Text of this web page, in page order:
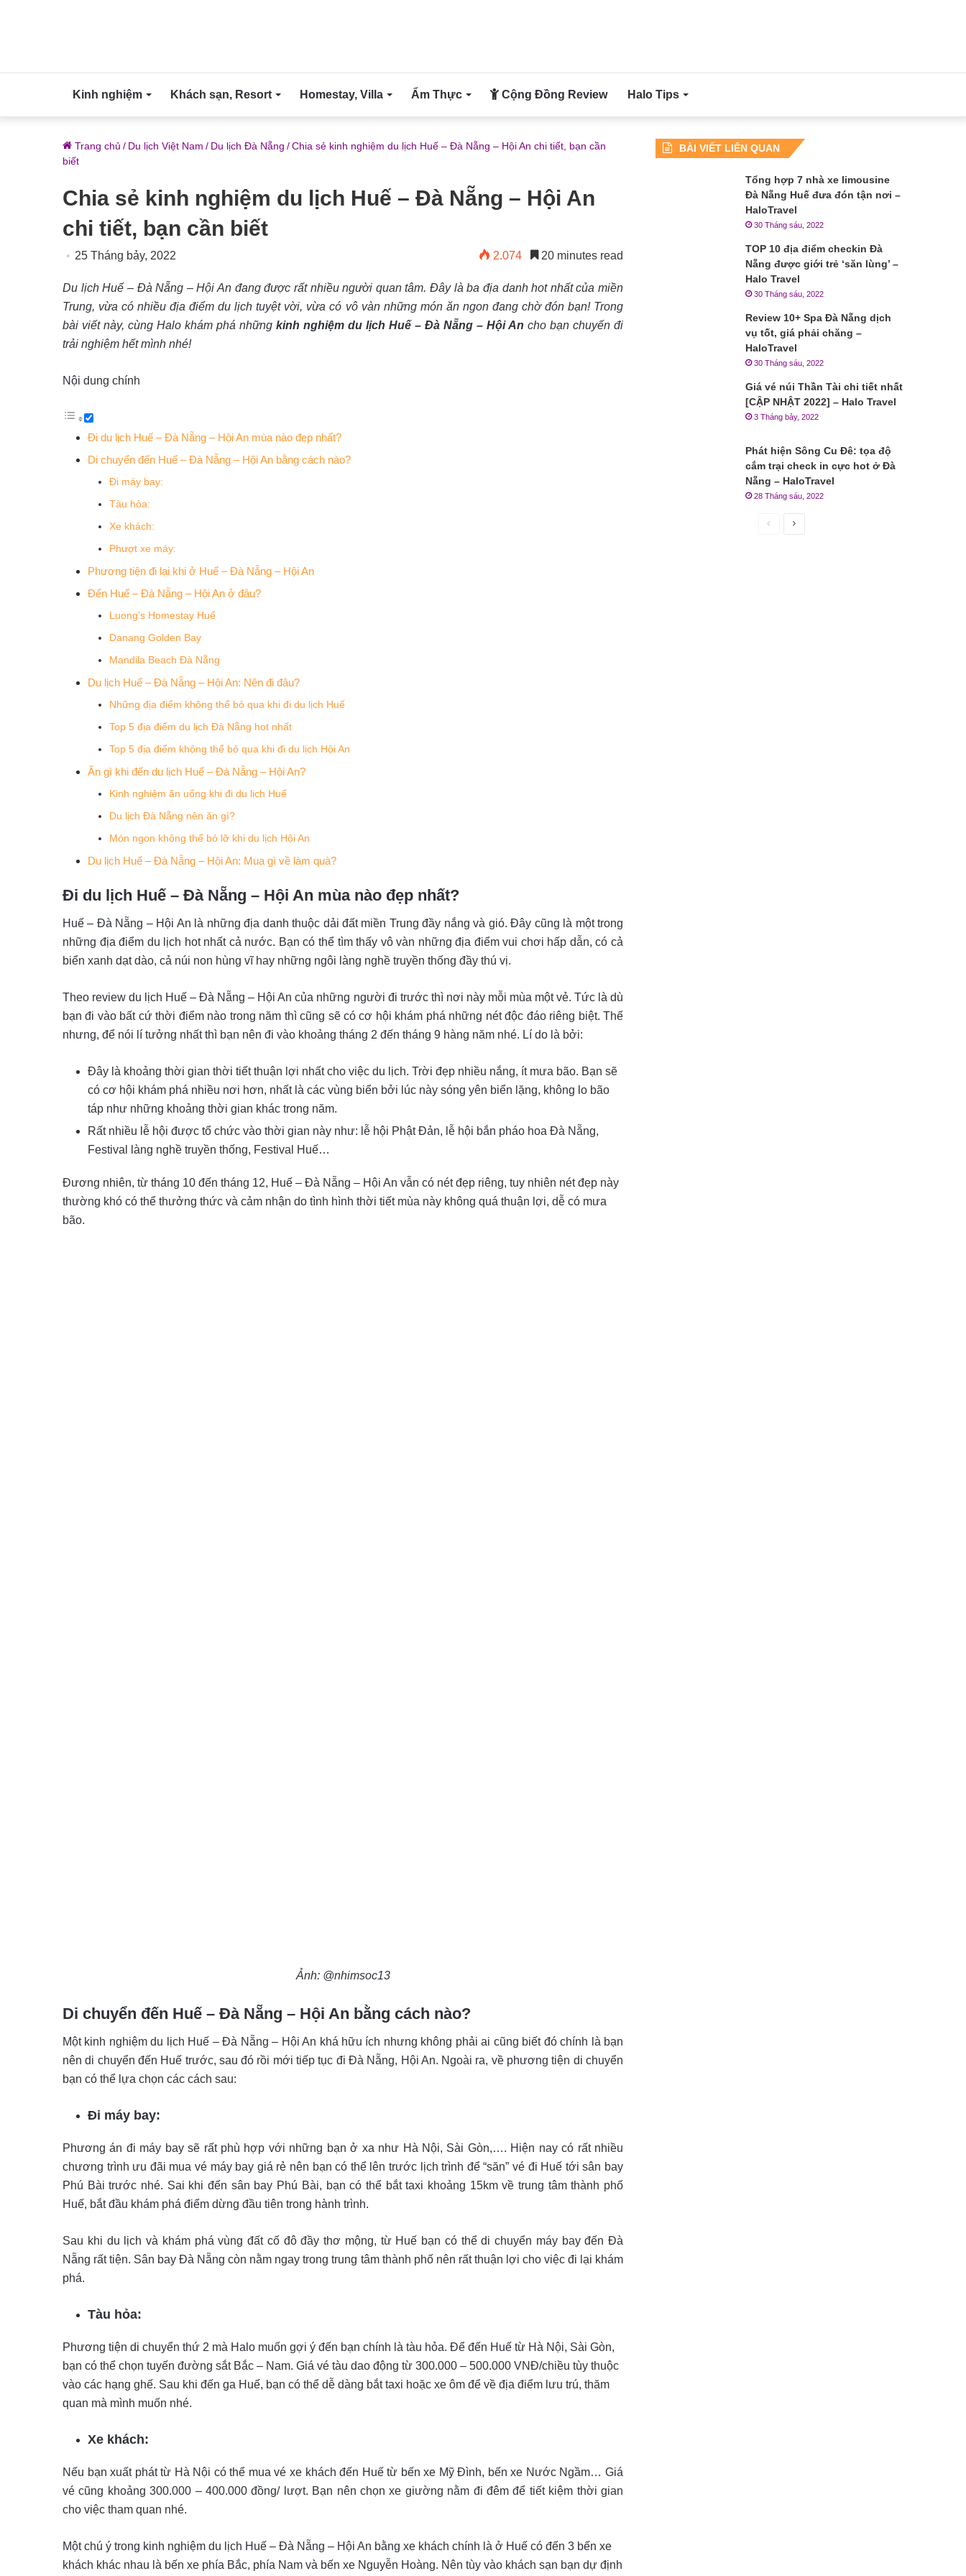
Kinh nghiệm Khách sạn, Resort Homestay, Villa Ẩm Thực Cộng Đồng Review Halo Tips
Trang chủ / Du lịch Việt Nam / Du lịch Đà Nẵng /Chia sẻ kinh nghiệm du lịch Huế – Đà Nẵng – Hội An chi tiết, bạn cần
biết
Chia sẻ kinh nghiệm du lịch Huế – Đà Nẵng – Hội An
chi tiết, bạn cần biết
25 Tháng bảy, 2022 2.074 20 minutes read
Du lịch Huế – Đà Nẵng – Hội An đang được rất nhiều người quan tâm. Đây là ba địa danh hot nhất của miền
Trung, vừa có nhiều địa điểm du lịch tuyệt vời, vừa có vô vàn những món ăn ngon đang chờ đón bạn! Trong
bài viết này, cùng Halo khám phá những kinh nghiệm du lịch Huế – Đà Nẵng – Hội An cho bạn chuyến đi
trải nghiệm hết mình nhé!
Nội dung chính
Đi du lịch Huế – Đà Nẵng – Hội An mùa nào đẹp nhất?
Di chuyển đến Huế – Đà Nẵng – Hội An bằng cách nào?
Đi máy bay:
Tàu hỏa:
Xe khách:
Phượt xe máy:
Phương tiện đi lại khi ở Huế – Đà Nẵng – Hội An
Đến Huế – Đà Nẵng – Hội An ở đâu?
Luong’s Homestay Huế
Danang Golden Bay
Mandila Beach Đà Nẵng
Du lịch Huế – Đà Nẵng – Hội An: Nên đi đâu?
Những địa điểm không thể bỏ qua khi đi du lịch Huế
Top 5 địa điểm du lịch Đà Nẵng hot nhất
Top 5 địa điểm không thể bỏ qua khi đi du lịch Hội An
Ăn gì khi đến du lịch Huế – Đà Nẵng – Hội An?
Kinh nghiệm ăn uống khi đi du lịch Huế
Du lịch Đà Nẵng nên ăn gì?
Món ngon không thể bỏ lỡ khi du lịch Hội An
Du lịch Huế – Đà Nẵng – Hội An: Mua gì về làm quà?
Đi du lịch Huế – Đà Nẵng – Hội An mùa nào đẹp nhất?
Huế – Đà Nẵng – Hội An là những địa danh thuộc dải đất miền Trung đầy nắng và gió. Đây cũng là một trong
những địa điểm du lịch hot nhất cả nước. Bạn có thể tìm thấy vô vàn những địa điểm vui chơi hấp dẫn, có cả
biển xanh dạt dào, cả núi non hùng vĩ hay những ngôi làng nghề truyền thống đầy thú vị.
Theo review du lịch Huế – Đà Nẵng – Hội An của những người đi trước thì nơi này mỗi mùa một vẻ. Tức là dù
bạn đi vào bất cứ thời điểm nào trong năm thì cũng sẽ có cơ hội khám phá những nét độc đáo riêng biệt. Thế
nhưng, để nói lí tưởng nhất thì bạn nên đi vào khoảng tháng 2 đến tháng 9 hàng năm nhé. Lí do là bởi:
Đây là khoảng thời gian thời tiết thuận lợi nhất cho việc du lịch. Trời đẹp nhiều nắng, ít mưa bão. Bạn sẽ
có cơ hội khám phá nhiều nơi hơn, nhất là các vùng biển bởi lúc này sóng yên biển lặng, không lo bão
táp như những khoảng thời gian khác trong năm.
Rất nhiều lễ hội được tổ chức vào thời gian này như: lễ hội Phật Đản, lễ hội bắn pháo hoa Đà Nẵng,
Festival làng nghề truyền thống, Festival Huế…
Đương nhiên, từ tháng 10 đến tháng 12, Huế – Đà Nẵng – Hội An vẫn có nét đẹp riêng, tuy nhiên nét đẹp này
thường khó có thể thưởng thức và cảm nhận do tình hình thời tiết mùa này không quá thuận lợi, dễ có mưa
bão.
Ảnh: @nhimsoc13
Di chuyển đến Huế – Đà Nẵng – Hội An bằng cách nào?
Một kinh nghiệm du lịch Huế – Đà Nẵng – Hội An khá hữu ích nhưng không phải ai cũng biết đó chính là bạn
nên di chuyển đến Huế trước, sau đó rồi mới tiếp tục đi Đà Nẵng, Hội An. Ngoài ra, về phương tiện di chuyển
bạn có thể lựa chọn các cách sau:
Đi máy bay:
Phương án đi máy bay sẽ rất phù hợp với những bạn ở xa như Hà Nội, Sài Gòn,…. Hiện nay có rất nhiều
chương trình ưu đãi mua vé máy bay giá rẻ nên bạn có thể lên trước lịch trình để “săn” vé đi Huế tới sân bay
Phú Bài trước nhé. Sai khi đến sân bay Phú Bài, bạn có thể bắt taxi khoảng 15km về trung tâm thành phố
Huế, bắt đầu khám phá điểm dừng đầu tiên trong hành trình.
Sau khi du lịch và khám phá vùng đất cố đô đầy thơ mộng, từ Huế bạn có thể di chuyển máy bay đến Đà
Nẵng rất tiện. Sân bay Đà Nẵng còn nằm ngay trong trung tâm thành phố nên rất thuận lợi cho việc đi lại khám
phá.
Tàu hỏa:
Phương tiện di chuyển thứ 2 mà Halo muốn gợi ý đến bạn chính là tàu hỏa. Để đến Huế từ Hà Nội, Sài Gòn,
bạn có thể chọn tuyến đường sắt Bắc – Nam. Giá vé tàu dao động từ 300.000 – 500.000 VNĐ/chiều tùy thuộc
vào các hạng ghế. Sau khi đến ga Huế, bạn có thể dễ dàng bắt taxi hoặc xe ôm để về địa điểm lưu trú, thăm
quan mà mình muốn nhé.
Xe khách:
Nếu bạn xuất phát từ Hà Nội có thể mua vé xe khách đến Huế từ bến xe Mỹ Đình, bến xe Nước Ngầm… Giá
vé cũng khoảng 300.000 – 400.000 đồng/ lượt. Bạn nên chọn xe giường nằm đi đêm để tiết kiệm thời gian
cho việc tham quan nhé.
Một chú ý trong kinh nghiệm du lịch Huế – Đà Nẵng – Hội An bằng xe khách chính là ở Huế có đến 3 bến xe
khách khác nhau là bến xe phía Bắc, phía Nam và bến xe Nguyễn Hoàng. Nên tùy vào khách sạn bạn dự định
BÀI VIẾT LIÊN QUAN
Tổng hợp 7 nhà xe limousine
Đà Nẵng Huế đưa đón tận nơi –
HaloTravel
30 Tháng sáu, 2022
TOP 10 địa điểm checkin Đà
Nẵng được giới trẻ ‘săn lùng’ –
Halo Travel
30 Tháng sáu, 2022
Review 10+ Spa Đà Nẵng dịch
vụ tốt, giá phải chăng –
HaloTravel
30 Tháng sáu, 2022
Giá vé núi Thần Tài chi tiết nhất
[CẬP NHẬT 2022] – Halo Travel
3 Tháng bảy, 2022
Phát hiện Sông Cu Đê: tọa độ
cắm trại check in cực hot ở Đà
Nẵng – HaloTravel
28 Tháng sáu, 2022
Trang